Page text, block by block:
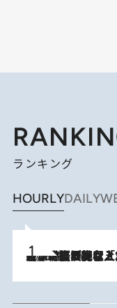
ランキング
HOURLYDAILY
2026.8.5
【なぜ吉沢亮は「気配を消せる」のか？】興行収入208億の『国宝』を経て挑むミュージカル『ディア・エヴァン・ハンセン』。トップ俳優が舞台上でさらけ出した“孤独”とは